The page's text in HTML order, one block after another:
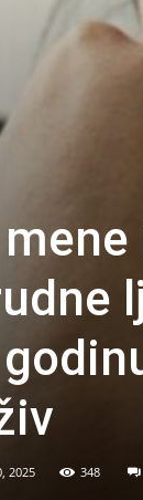
2025 348